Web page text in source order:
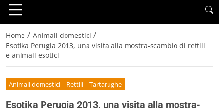
Home / Animali domestici /
Esotika Perugia 2013, una visita alla mostra-scambio di rettili
e animali esotici
Animali domestici Rettili Tartarughe
Esotika Perugia 2013, una visita alla mostra-